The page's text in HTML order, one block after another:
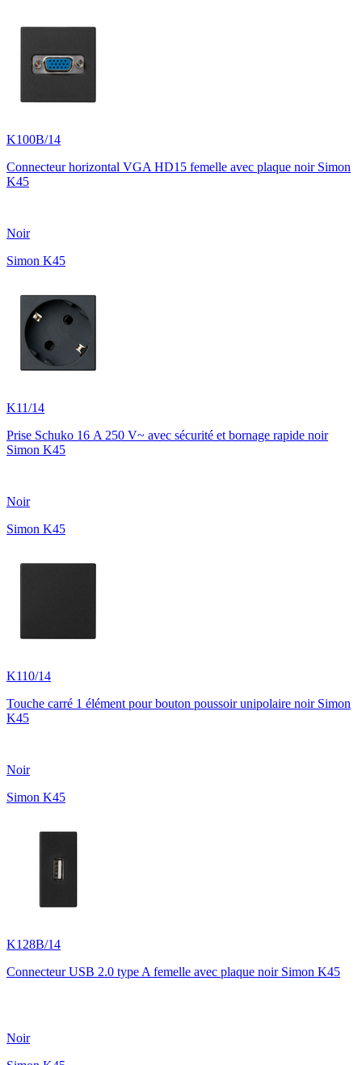
K100B/14
Connecteur horizontal VGA HD15 femelle avec plaque noir Simon
K45
Noir
Simon K45
K11/14
Prise Schuko 16 A 250 V~ avec sécurité et bornage rapide noir
Simon K45
Noir
Simon K45
K110/14
Touche carré 1 élément pour bouton poussoir unipolaire noir Simon
K45
Noir
Simon K45
K128B/14
Connecteur USB 2.0 type A femelle avec plaque noir Simon K45
Noir